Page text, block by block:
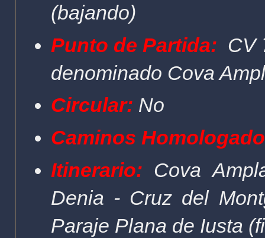
(bajando)
Punto de Partida: CV
denominado Cova
Circular: No
Caminos
Itinerario: Cova
Denia - Cruz del
Paraje Plana de Iusta